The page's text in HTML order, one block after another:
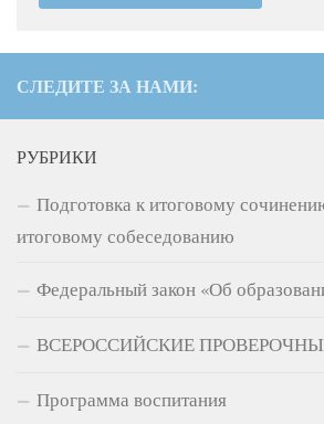
СЛЕДИТЕ ЗА НАМИ:
РУБРИКИ
Подготовка к итоговому
итоговому собеседованию
Федеральный закон «Об
ВСЕРОССИЙСКИЕ
Программа воспитания